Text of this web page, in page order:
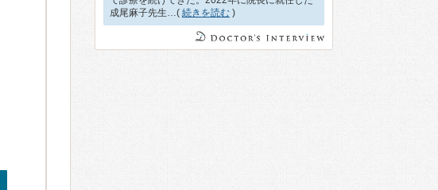
成尾麻子先生…( 続きを読む )